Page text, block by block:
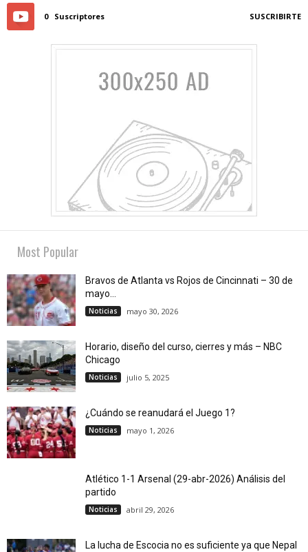
0 Suscriptores SUSCRIBIRTE
Most Popular
Bravos de Atlanta vs Rojos de Cincinnati – 30 de
mayo...
Noticias mayo 30, 2026
Horario, diseño del curso, cierres y más – NBC
Chicago
Noticias julio 5, 2025
¿Cuándo se reanudará el Juego 1?
Noticias mayo 1, 2026
Atlético 1-1 Arsenal (29-abr-2026) Análisis del
partido
Noticias abril 29, 2026
La lucha de Escocia no es suficiente ya que Nepal